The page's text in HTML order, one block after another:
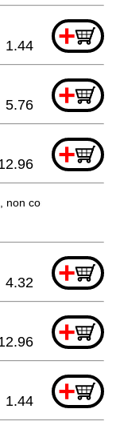
+
1.44
+
5.76
+
commandable
+
4.32
+
+
1.44